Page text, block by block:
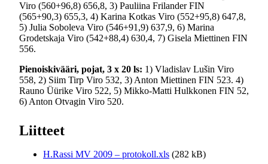
Viro (560+96,8) 656,8, 3) Pauliina Frilander FIN
(565+90,3) 655,3, 4) Karina Kotkas Viro (552+95,8) 647,8,
5) Julia Soboleva Viro (546+91,9) 637,9, 6) Marina
Grodetskaja Viro (542+88,4) 630,4, 7) Gisela Miettinen FIN
556.
Pienoiskivääri, pojat, 3 x 20 ls: 1) Vladislav Lušin Viro
558, 2) Siim Tirp Viro 532, 3) Anton Miettinen FIN 523. 4)
Rauno Üürike Viro 522, 5) Mikko-Matti Hulkkonen FIN 52,
6) Anton Otvagin Viro 520.
Liitteet
H.Rassi MV 2009 – protokoll.xls (282 kB)